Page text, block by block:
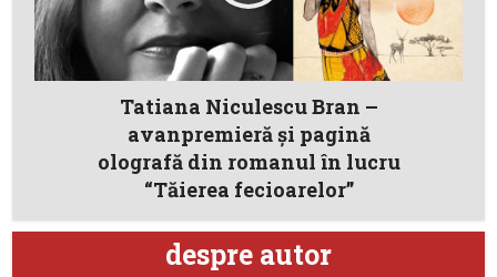
Tatiana Niculescu Bran –
avanpremieră și pagină
olografă din romanul în lucru
“Tăierea fecioarelor”
despre autor